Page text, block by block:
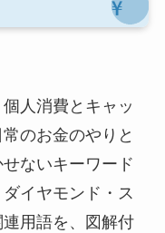
個人消費とキャッ
のお金のやりと
ないキーワード
イヤモンド・ス
用語を、図解付